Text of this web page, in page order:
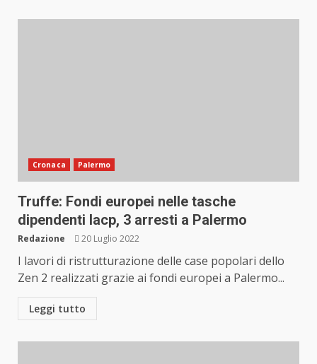
Cronaca Palermo
Truffe: Fondi europei nelle tasche
dipendenti Iacp, 3 arresti a Palermo
Redazione 20 Luglio 2022
I lavori di ristrutturazione delle case popolari dello
Zen 2 realizzati grazie ai fondi europei a Palermo...
Leggi tutto